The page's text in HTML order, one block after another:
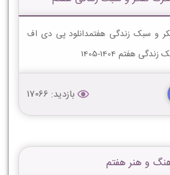
و سبک زندگی هفتمدانلود پی دی اف
هفتم 1404-1405
بازدید: 17066
و هنر هفتم